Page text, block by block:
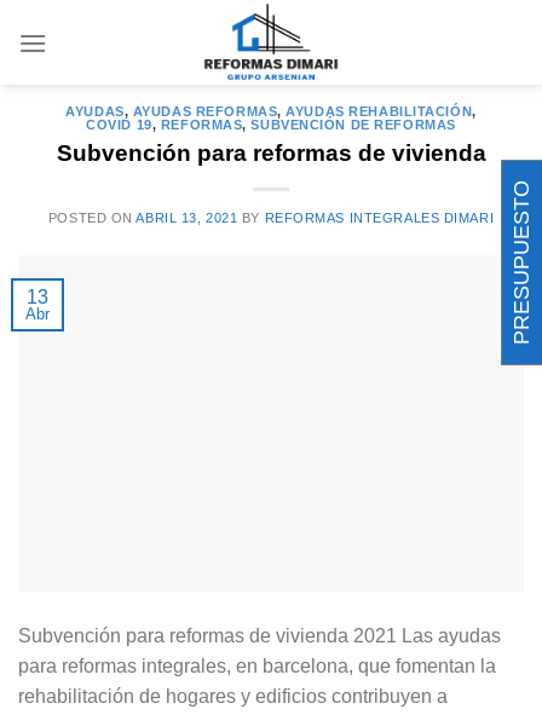
ARCHIVOS DE ETIQUETAS:
AYUDAS, AYUDAS REFORMAS,AYUDAS REHABILITACIÓN,
COVID 19, REFORMAS,SUBVENCIÓN DE REFORMAS
Subvención para reformas de vivienda
POSTED ONABRIL 13, 2021 BY REFORMAS INTEGRALES DIMARI
13
Abr
Subvención para reformas de vivienda 2021 Las ayudas
para reformas integrales, en barcelona, que fomentan la
rehabilitación de hogares y edificios contribuyen a
PRESUPUESTO